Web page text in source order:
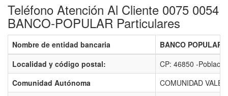
Teléfono Atención Al Cliente 0075 0054
BANCO-POPULAR Particulares
Nombre de entidad bancaria
BANCO POPULAR
Localidad y código postal:
CP: 46850 -
Comunidad Autónoma
COMUNIDAD